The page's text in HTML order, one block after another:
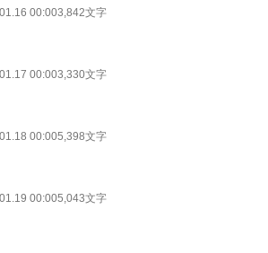
00:003,842文字
00:003,330文字
00:005,398文字
00:005,043文字